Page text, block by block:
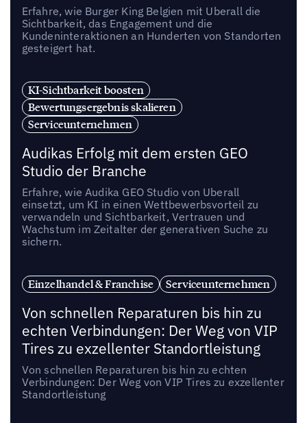
Erfahre, wie Burger King Belgien mit Uberall die
Sichtbarkeit, das Engagement und die
Kundeninteraktionen an Hunderten von Standorten
gesteigert hat.
KI-Sichtbarkeit boosten
Bewertungsergebnis skalieren
Serviceunternehmen
Audikas Erfolg mit dem ersten GEO
Studio der Branche
Erfahre, wie Audika GEO Studio von Uberall
einsetzt, um KI in einen Wettbewerbsvorteil zu
verwandeln und Sichtbarkeit, Vertrauen und
Wachstum im Zeitalter der generativen Suche zu
sichern.
Einzelhandel & Franchise Serviceunternehmen
Von schnellen Reparaturen bis hin zu
echten Verbindungen: Der Weg von VIP
Tires zu exzellenter Standortleistung
Von schnellen Reparaturen bis hin zu echten
Verbindungen: Der Weg von VIP Tires zu exzellenter
Standortleistung